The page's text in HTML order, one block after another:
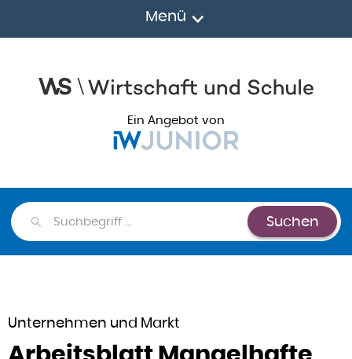
Menü
Ein Angebot von
Suchen Suchen
Unternehmen und Markt